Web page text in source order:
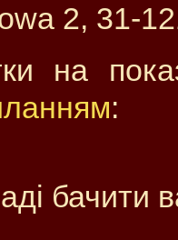
2, 31-
на
:
бачити